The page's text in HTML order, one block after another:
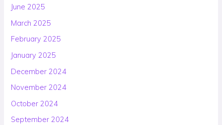
June 2025
March 2025
February 2025
January 2025
December 2024
November 2024
October 2024
September 2024